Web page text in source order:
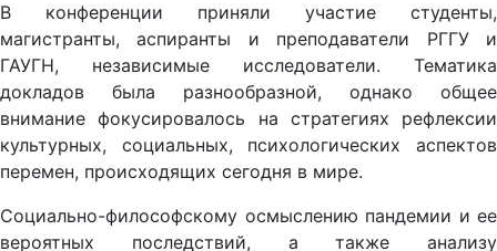
В конференции приняли участие студенты,
магистранты, аспиранты и преподаватели РГГУ и
ГАУГН, независимые исследователи. Тематика
докладов была разнообразной, однако общее
внимание фокусировалось на стратегиях рефлексии
культурных, социальных, психологических аспектов
перемен, происходящих сегодня в мире.
Социально-философскому осмыслению пандемии и ее
вероятных последствий, а также анализу